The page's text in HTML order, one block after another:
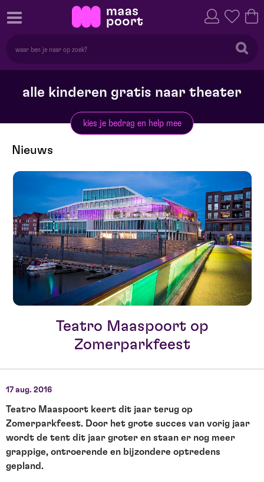
alle kinderen gratis naar theater
kies je bedrag en help mee
Nieuws
Teatro Maaspoort op
Zomerparkfeest
17 aug. 2016
Teatro Maaspoort keert dit jaar terug op
Zomerparkfeest. Door het grote succes van vorig jaar
wordt de tent dit jaar groter en staan er nog meer
grappige, ontroerende en bijzondere optredens
gepland.